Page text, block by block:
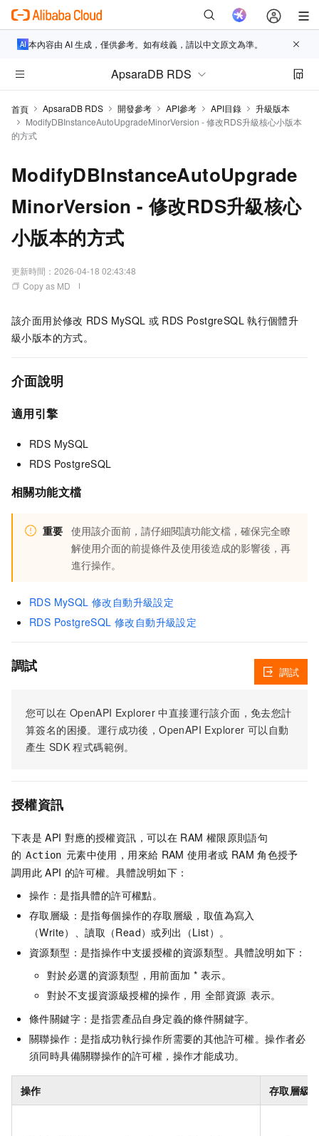
本內容由 AI 生成，僅供參考。如有歧義，請以中文原文為準。
ApsaraDB RDS
首頁 ApsaraDB RDS 開發參考 API參考 API目錄
升級版本
ModifyDBInstanceAutoUpgradeMinorVersion - 修改RDS升級核心小版本
的方式
ModifyDBInstanceAutoUpgrade
MinorVersion - 修改RDS升級核心
小版本的方式
更新時間： 2026-04-18 02:43:48
Copy as MD
該介面用於修改 RDS MySQL 或 RDS PostgreSQL 執行個體升
級小版本的方式。
介面說明
適用引擎
RDS MySQL
RDS PostgreSQL
相關功能文檔
重要 使用該介面前，請仔細閱讀功能文檔，確保完全瞭
解使用介面的前提條件及使用後造成的影響後，再
進行操作。
RDS MySQL 修改自動升級設定
RDS PostgreSQL 修改自動升級設定
調試
您可以在 OpenAPI Explorer 中直接運行該介面，免去您計
算簽名的困擾。運行成功後，OpenAPI Explorer 可以自動
產生 SDK 程式碼範例。
調試
授權資訊
下表是 API 對應的授權資訊，可以在 RAM 權限原則語句
的 Action 元素中使用，用來給 RAM 使用者或 RAM 角色授予
調用此 API 的許可權。具體說明如下：
操作：是指具體的許可權點。
存取層級：是指每個操作的存取層級，取值為寫入
（Write）、讀取（Read）或列出（List）。
資源類型：是指操作中支援授權的資源類型。具體說明如下：
對於必選的資源類型，用前面加 * 表示。
對於不支援資源級授權的操作，用 全部資源 表示。
條件關鍵字：是指雲產品自身定義的條件關鍵字。
關聯操作：是指成功執行操作所需要的其他許可權。操作者必
須同時具備關聯操作的許可權，操作才能成功。
操作 存取層級